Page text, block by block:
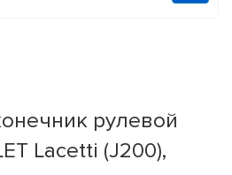
рулевой
Lacetti (J200),